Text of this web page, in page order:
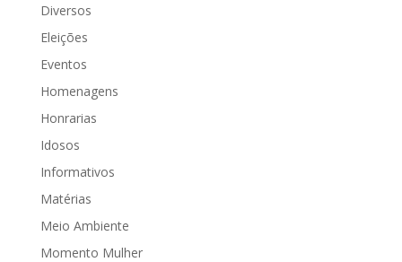
Diversos
Eleições
Eventos
Homenagens
Honrarias
Idosos
Informativos
Matérias
Meio Ambiente
Momento Mulher